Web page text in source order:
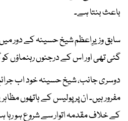
باعث بنتا ہے۔
سابق وزیرِاعظم شیخ حسینہ کے دور
گئی تھی اور اس کے درجنوں رہنماؤں کو
دوسری جانب، شیخ حسینہ خود اب
مفرور ہیں۔ ان پر پولیس کے ہاتھوں
کے خلاف مقدمہ اتوار سے شروع ہو رہا